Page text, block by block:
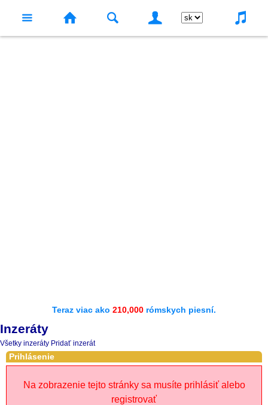
Teraz viac ako 210,000 rómskych piesní.
Inzeráty
Všetky inzeráty Pridať inzerát
Prihlásenie
Na zobrazenie tejto stránky sa musíte prihlásiť alebo
registrovať